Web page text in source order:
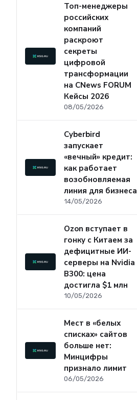
Топ-менеджеры
российских
компаний
раскроют
секреты
цифровой
трансформации
на CNews FORUM
Кейсы 2026
08/05/2026
Cyberbird
запускает
«вечный» кредит:
как работает
возобновляемая
линия для бизнеса
14/05/2026
Ozon вступает в
гонку с Китаем за
дефицитные ИИ-
серверы на Nvidia
B300: цена
достигла $1 млн
10/05/2026
Мест в «белых
списках» сайтов
больше нет:
Минцифры
признало лимит
06/05/2026